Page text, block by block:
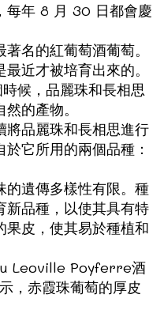
每年 8 月 30 日都會慶
名的紅葡萄酒葡萄。
近才被培育出來的。
候，品麗珠和長相思
的產物。
將品麗珠和長相思進行
它所用的兩個品種：
的遺傳多樣性有限。種
新品種，以使其具有特
果皮，使其易於種植和
Leoville Poyferre酒
，赤霞珠葡萄的厚皮